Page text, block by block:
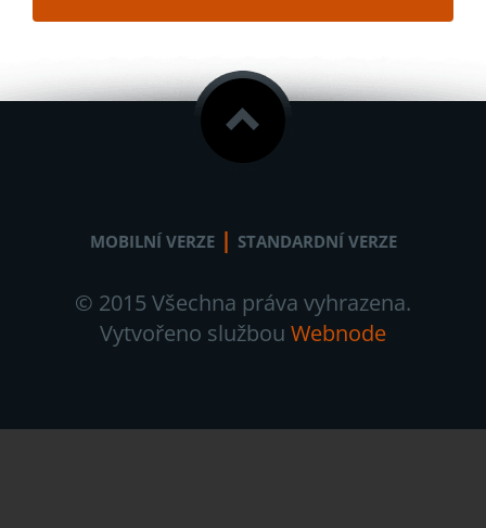
MOBILNÍ VERZE | STANDARDNÍ VERZE
© 2015 Všechna práva vyhrazena.
Vytvořeno službou Webnode